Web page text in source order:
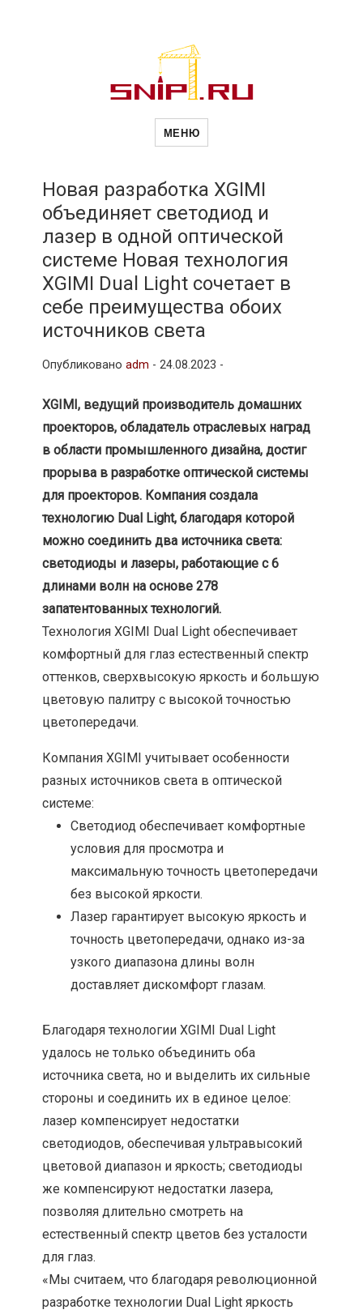
Новости
и
другие связанные со стройкой
рубрики
МЕНЮ
Новая разработка XGIMI
объединяет светодиод и
лазер в одной оптической
системе Новая технология
XGIMI Dual Light сочетает в
себе преимущества обоих
источников света
Опубликовано adm - 24.08.2023 -
XGIMI, ведущий производитель домашних
проекторов, обладатель отраслевых наград
в области промышленного дизайна, достиг
прорыва в разработке оптической системы
для проекторов. Компания создала
технологию Dual Light, благодаря которой
можно соединить два источника света:
светодиоды и лазеры, работающие с 6
длинами волн на основе 278
запатентованных технологий.
Технология XGIMI Dual Light обеспечивает
комфортный для глаз естественный спектр
оттенков, сверхвысокую яркость и большую
цветовую палитру с высокой точностью
цветопередачи.
Компания XGIMI учитывает особенности
разных источников света в оптической
системе:
Светодиод обеспечивает комфортные
условия для просмотра и
максимальную точность цветопередачи
без высокой яркости.
Лазер гарантирует высокую яркость и
точность цветопередачи, однако из-за
узкого диапазона длины волн
доставляет дискомфорт глазам.
Благодаря технологии XGIMI Dual Light
удалось не только объединить оба
источника света, но и выделить их сильные
стороны и соединить их в единое целое:
лазер компенсирует недостатки
светодиодов, обеспечивая ультравысокий
цветовой диапазон и яркость; светодиоды
же компенсируют недостатки лазера,
позволяя длительно смотреть на
естественный спектр цветов без усталости
для глаз.
«Мы считаем, что благодаря революционной
разработке технологии Dual Light яркость